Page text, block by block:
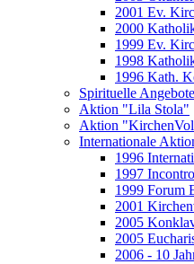
2001 Ev.
2000
1999 Ev.
1998
1996 Kath.
Spirituelle Angebote
Aktion "Lila Stola"
Aktion
Internationale
1996
1997 Incontro
1999 Forum
2001
2005
2005
2006 - 10